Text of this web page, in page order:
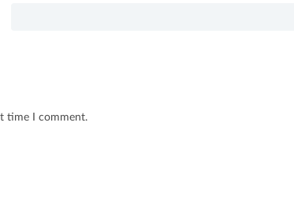
time I comment.